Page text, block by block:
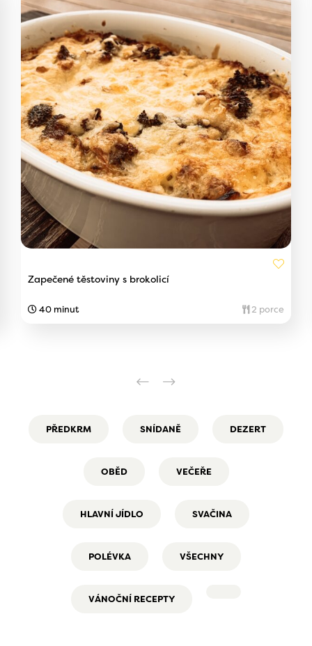
Zapečené těstoviny s brokolicí
40 minut 2 porce
PŘEDKRM SNÍDANĚ DEZERT
OBĚD VEČEŘE
HLAVNÍ JÍDLO SVAČINA
POLÉVKA VŠECHNY
VÁNOČNÍ RECEPTY